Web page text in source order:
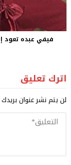
فيفي عبده تعود
اترك تعليق
لن يتم نشر عنوان بريدك